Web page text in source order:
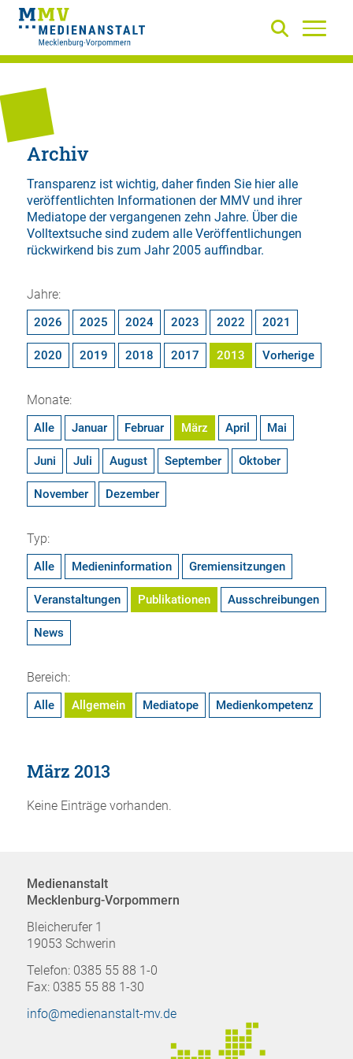
Archiv
Transparenz ist wichtig, daher finden Sie hier alle
veröffentlichten Informationen der MMV und ihrer
Mediatope der vergangenen zehn Jahre. Über die
Volltextsuchesind zudem alle Veröffentlichungen
rückwirkend bis zum Jahr 2005 auffindbar.
Jahre:
2026 2025 2024 2023 2022 2021
2020 2019 2018 2017 2013 Vorherige
Monate:
Alle Januar Februar März April Mai
Juni Juli August September Oktober
November Dezember
Typ:
Alle Medieninformation Gremiensitzungen
Veranstaltungen Publikationen Ausschreibungen
News
Bereich:
Alle Allgemein Mediatope Medienkompetenz
März 2013
Keine Einträge vorhanden.
Medienanstalt
Mecklenburg-Vorpommern
Bleicherufer 1
19053 Schwerin
Telefon: 0385 55 88 1-0
Fax: 0385 55 88 1-30
info@medienanstalt-mv.de